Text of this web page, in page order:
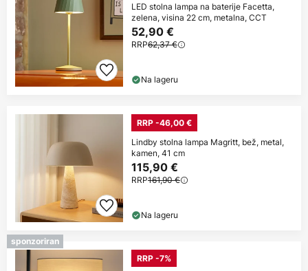
LED stolna lampa na baterije Facetta,
zelena, visina 22 cm, metalna, CCT
52,90 €
RRP62,37 €
Na lageru
RRP -46,00 €
Lindby stolna lampa Magritt, bež, metal,
kamen, 41 cm
115,90 €
RRP161,90 €
Na lageru
sponzoriran
RRP -7%